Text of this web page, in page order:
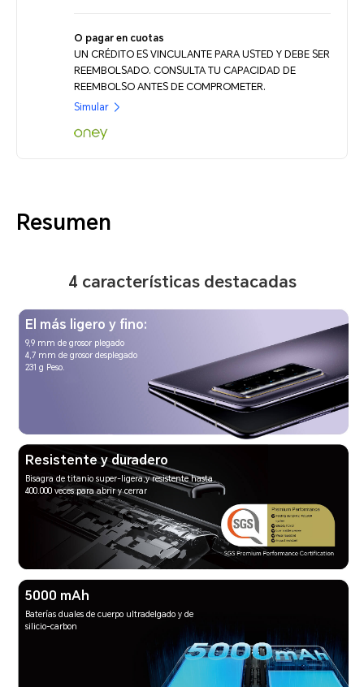
O pagar en cuotas
UN CRÉDITO ES VINCULANTE PARA USTED Y DEBE SER
REEMBOLSADO. CONSULTA TU CAPACIDAD DE
REEMBOLSO ANTES DE COMPROMETER.
Simular
Resumen
4 características destacadas
El más ligero y fino:
9,9 mm de grosor plegado
4,7 mm de grosor desplegado
231 g Peso.
Resistente y duradero
Bisagra de titanio super-ligera,y resistente hasta
400.000 veces para abrir y cerrar
5000 mAh
Baterías duales de cuerpo ultradelgado y de
silicio-carbon